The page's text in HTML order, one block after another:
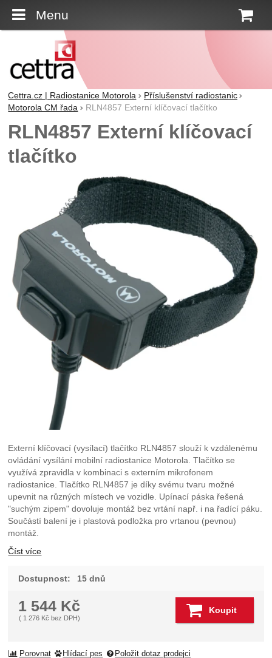
Menu
Cettra.cz | Radiostanice Motorola
Příslušenství radiostanic
Motorola CM řada
RLN4857 Externí klíčovací tlačítko
RLN4857 Externí klíčovací
tlačítko
Fotografie
Externí klíčovací (vysílací) tlačítko RLN4857 slouží k vzdálenému
ovládání vysílání mobilní radiostanice Motorola. Tlačítko se
využívá zpravidla v kombinaci s externím mikrofonem
radiostanice. Tlačítko RLN4857 je díky svému tvaru možné
upevnit na různých místech ve vozidle. Upínací páska řešená
"suchým zipem" dovoluje montáž bez vrtání např. i na řadící páku.
Součástí balení je i plastová podložka pro vrtanou (pevnou)
montáž.
Číst více
Dostupnost: 15 dnů
1 544 Kč
(1 276 Kč bez DPH)
Koupit
Porovnat Hlídací pes Položit dotaz prodejci